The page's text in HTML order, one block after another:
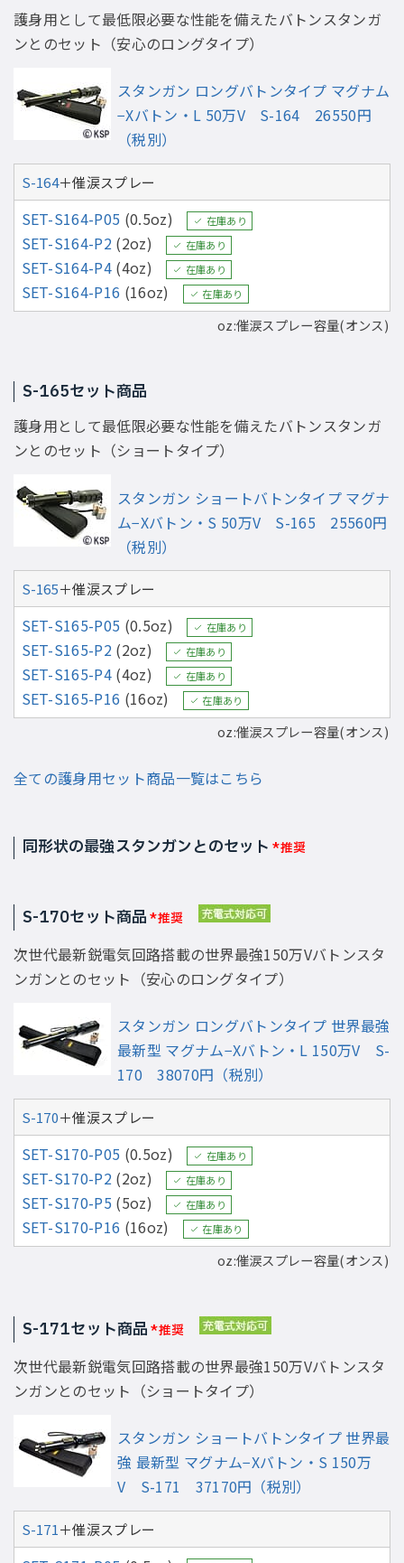
護身用として最低限必要な性能を備えたバトンスタンガ
ンとのセット（安心のロングタイプ）
スタンガン ロングバトンタイプ マグナム
−Xバトン・L 50万V S-164 26550円
（税別）
S-164＋催涙スプレー
SET-S164-P05 (0.5oz) 在庫あり
SET-S164-P2 (2oz) 在庫あり
SET-S164-P4 (4oz) 在庫あり
SET-S164-P16 (16oz) 在庫あり
oz:催涙スプレー容量(オンス)
S-165セット商品
護身用として最低限必要な性能を備えたバトンスタンガ
ンとのセット（ショートタイプ）
スタンガン ショートバトンタイプ マグナ
ム−Xバトン・S 50万V S-165 25560円
（税別）
S-165＋催涙スプレー
SET-S165-P05 (0.5oz) 在庫あり
SET-S165-P2 (2oz) 在庫あり
SET-S165-P4 (4oz) 在庫あり
SET-S165-P16 (16oz) 在庫あり
oz:催涙スプレー容量(オンス)
全ての護身用セット商品一覧はこちら
同形状の最強スタンガンとのセット *推奨
S-170セット商品 *推奨
次世代最新鋭電気回路搭載の世界最強150万Vバトンスタ
ンガンとのセット（安心のロングタイプ）
スタンガン ロングバトンタイプ 世界最強
最新型 マグナム−Xバトン・L 150万V S-
170 38070円（税別）
S-170＋催涙スプレー
SET-S170-P05 (0.5oz) 在庫あり
SET-S170-P2 (2oz) 在庫あり
SET-S170-P5 (5oz) 在庫あり
SET-S170-P16 (16oz) 在庫あり
oz:催涙スプレー容量(オンス)
S-171セット商品 *推奨
次世代最新鋭電気回路搭載の世界最強150万Vバトンスタ
ンガンとのセット（ショートタイプ）
スタンガン ショートバトンタイプ 世界最
強 最新型 マグナム−Xバトン・S 150万
V S-171 37170円（税別）
S-171＋催涙スプレー